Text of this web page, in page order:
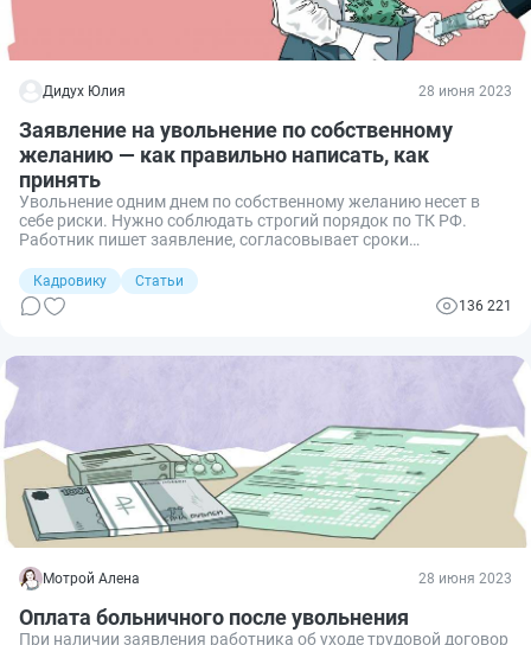
Дидух Юлия 28 июня 2023
Заявление на увольнение по собственному
желанию — как правильно написать, как
принять
Увольнение одним днем по собственному желанию несет в
себе риски. Нужно соблюдать строгий порядок по ТК РФ.
Работник пишет заявление, согласовывает сроки
расчет. Рассказываем, как составить заявление на
увольнение с отработкой и без.
Кадровику
Статьи
136 221
Мотрой Алена 28 июня 2023
Оплата больничного после увольнения
При наличии заявления работника об уходе трудовой договор